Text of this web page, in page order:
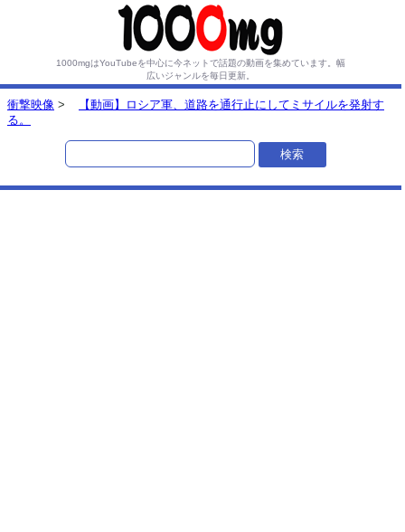
1000mgはYouTubeを中心に今ネットで話題の動画を集めています。 幅
広いジャンルを毎日更新。
衝撃映像 >
【動画】ロシア軍、道路を通行止にしてミサイルを発射す
る。